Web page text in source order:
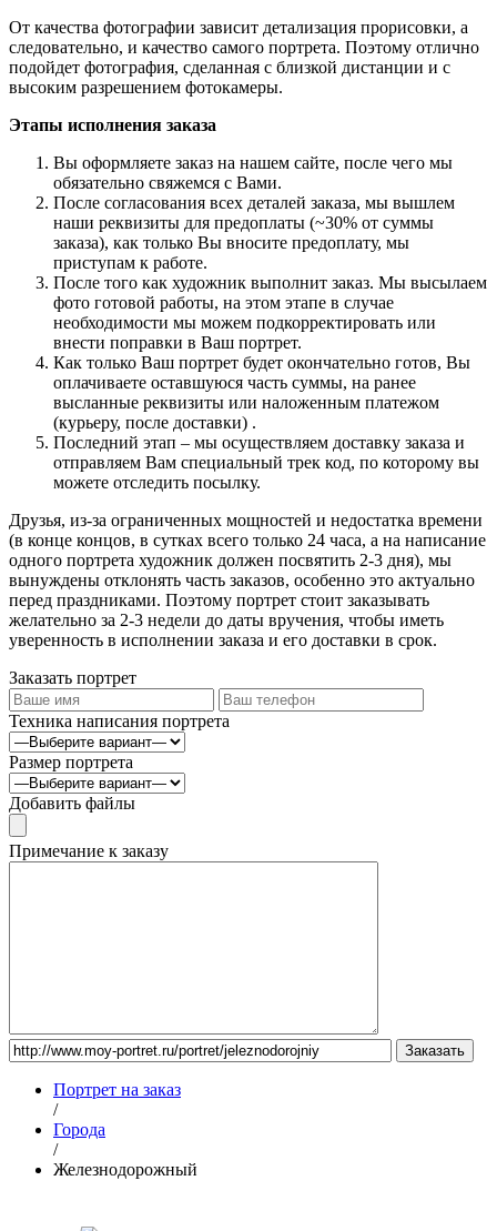
От качества фотографии зависит детализация прорисовки, а
следовательно, и качество самого портрета. Поэтому отлично
подойдет фотография, сделанная с близкой дистанции и с
высоким разрешением фотокамеры.
Этапы исполнения заказа
Вы оформляете заказ на нашем сайте, после чего мы
обязательно свяжемся с Вами.
После согласования всех деталей заказа, мы вышлем
наши реквизиты для предоплаты (~30% от суммы
заказа), как только Вы вносите предоплату, мы
приступам к работе.
После того как художник выполнит заказ. Мы высылаем
фото готовой работы, на этом этапе в случае
необходимости мы можем подкорректировать или
внести поправки в Ваш портрет.
Как только Ваш портрет будет окончательно готов, Вы
оплачиваете оставшуюся часть суммы, на ранее
высланные реквизиты или наложенным платежом
(курьеру, после доставки) .
Последний этап – мы осуществляем доставку заказа и
отправляем Вам специальный трек код, по которому вы
можете отследить посылку.
Друзья, из-за ограниченных мощностей и недостатка времени
(в конце концов, в сутках всего только 24 часа, а на написание
одного портрета художник должен посвятить 2-3 дня), мы
вынуждены отклонять часть заказов, особенно это актуально
перед праздниками. Поэтому портрет стоит заказывать
желательно за 2-3 недели до даты вручения, чтобы иметь
уверенность в исполнении заказа и его доставки в срок.
Заказать портрет
Техника написания портрета
Размер портрета
Добавить файлы
Примечание к заказу
Портрет на заказ
/
Города
/
Железнодорожный